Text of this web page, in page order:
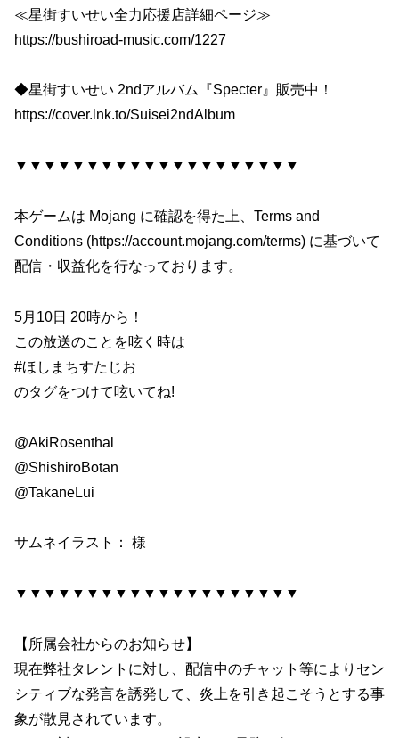
≪星街すいせい全力応援店詳細ページ≫
https://bushiroad-music.com/1227
◆星街すいせい 2ndアルバム『Specter』販売中！
https://cover.lnk.to/Suisei2ndAlbum
▼▼▼▼▼▼▼▼▼▼▼▼▼▼▼▼▼▼▼▼
本ゲームは Mojang に確認を得た上、Terms and
Conditions (https://account.mojang.com/terms) に基づいて
配信・収益化を行なっております。
5月10日 20時から！
この放送のことを呟く時は
#ほしまちすたじお
のタグをつけて呟いてね!
@AkiRosenthal
@ShishiroBotan
@TakaneLui
サムネイラスト： 様
▼▼▼▼▼▼▼▼▼▼▼▼▼▼▼▼▼▼▼▼
【所属会社からのお知らせ】
現在弊社タレントに対し、配信中のチャット等によりセン
シティブな発言を誘発して、炎上を引き起こそうとする事
象が散見されています。